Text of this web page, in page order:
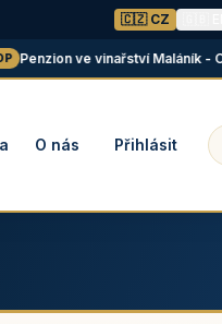
🇨🇿 CZ
ve vinařství Maláník -
O nás Přihlásit